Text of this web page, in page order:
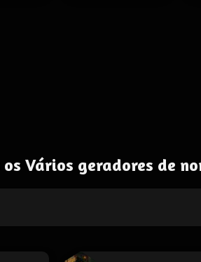
Vários geradores de